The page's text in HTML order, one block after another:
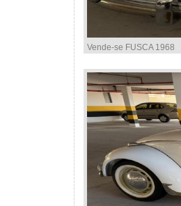
Vende-se FUSCA 1968